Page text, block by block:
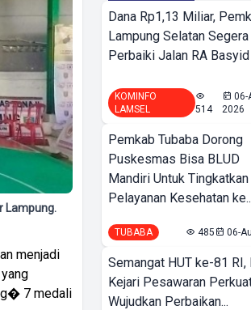
Lampung.
menjadi
7 medali
Dana Rp1,13 Miliar,
Lampung Selatan Segera
Perbaiki Jalan RA Basyid
KOMINFO
LAMSEL
514
06-
2026
Pemkab Tubaba Dorong
Puskesmas Bisa BLUD
Mandiri Untuk Tingkatkan
Pelayanan Kesehatan
TUBABA 485 06-
Semangat HUT ke-81 RI,
Kejari Pesawaran
Wujudkan Perbaikan...